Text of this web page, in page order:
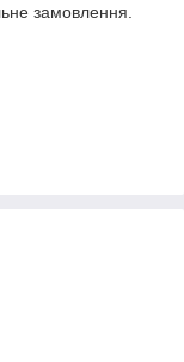
замовлення.